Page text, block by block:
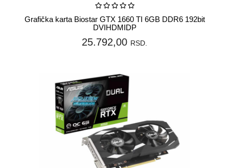
Grafička karta Biostar GTX 1660 TI 6GB DDR6 192bit
DVIHDMIDP
25.792,00 RSD.